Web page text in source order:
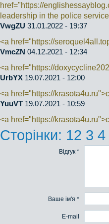
href="https://
leadership in the police
VwgZU 31.01.2022 - 19:37
<a href="https://
VmcZN 04.12.2021 - 12:34
<a href="https://
UrbYX 19.07.2021 - 12:00
<a href="https://
YuuVT 19.07.2021 - 10:59
<a href="https://
Сторінки: 12 3 4
Відгук *
Ваше ім'я *
E-mail